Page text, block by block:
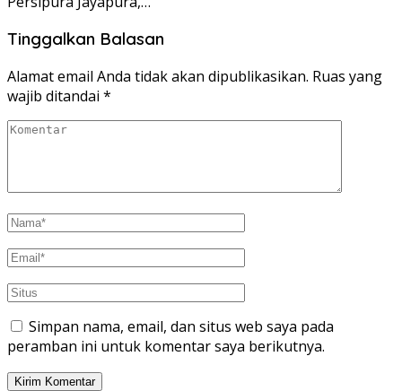
Tinggalkan Balasan
Alamat email Anda tidak akan dipublikasikan. Ruas yang
wajib ditandai *
Simpan nama, email, dan situs web saya pada
peramban ini untuk komentar saya berikutnya.